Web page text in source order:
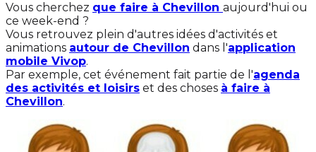
Vous cherchez que faire à Chevillon aujourd'hui ou
ce week-end ?
Vous retrouvez plein d'autres idées d'activités et
animations autour de Chevillon dans l'application
mobile Vivop.
Par exemple, cet événement fait partie de l'agenda
des activités et loisirs et des choses à faire à
Chevillon.